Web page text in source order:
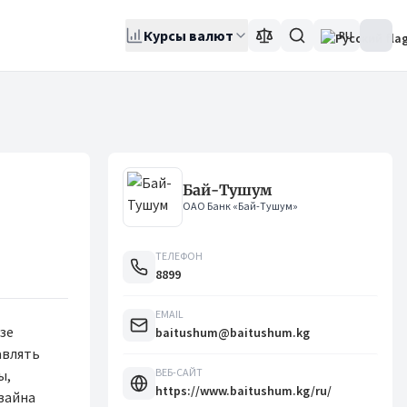
Курсы валют RU
Бай-Тушум
ОАО Банк «Бай-Тушум»
ТЕЛЕФОН
8899
EMAIL
baitushum@baitushum.kg
ВЕБ-САЙТ
https://www.baitushum.kg/ru/